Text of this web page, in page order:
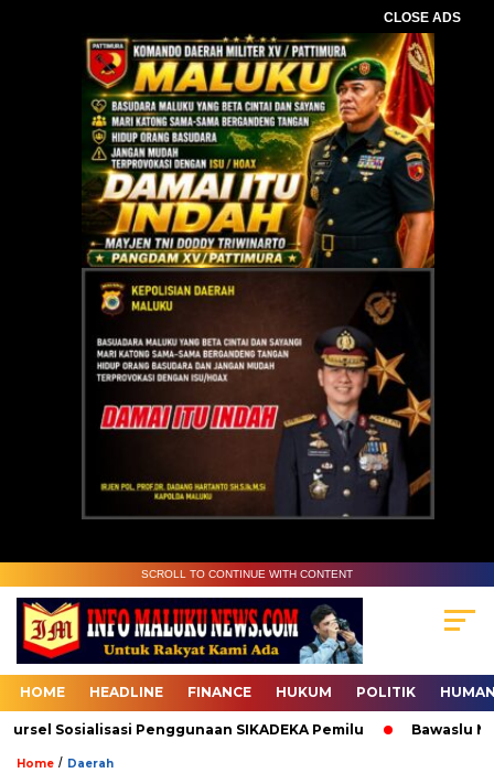
CLOSE ADS
SCROLL TO CONTINUE WITH CONTENT
HOME HEADLINE FINANCE HUKUM POLITIK
Penggunaan SIKADEKA Pemilu Bawaslu Maluku
Home / Daerah